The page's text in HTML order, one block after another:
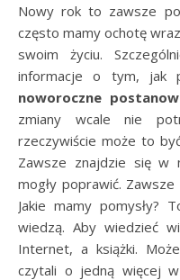
Nowy rok to zawsze
często mamy ochotę
swoim życiu.
informacje o tym, jak
noworoczne
zmiany wcale nie
rzeczywiście może to
Zawsze znajdzie się w
mogły poprawić.
Jakie mamy pomysły?
wiedzą. Aby wiedzieć
Internet, a książki.
czytali o jedną więcej